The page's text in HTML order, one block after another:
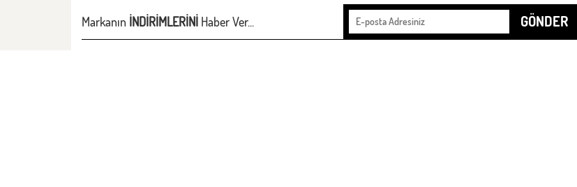
Markanın İNDİRİMLERİNİ Haber Ver... GÖNDER